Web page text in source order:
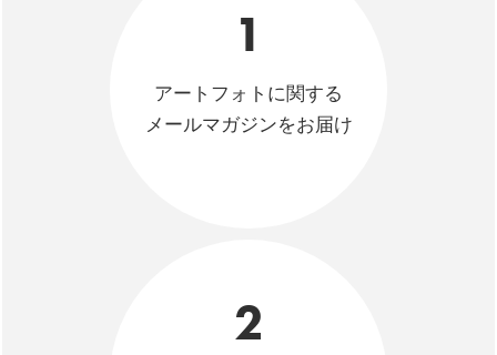
1
アートフォトに関する
メールマガジンをお届け
2